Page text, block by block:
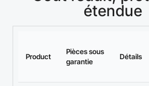
étendue
Product
Pièces sous
garantie
Détails